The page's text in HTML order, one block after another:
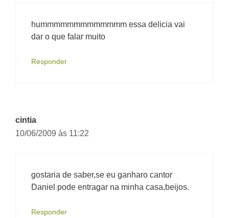
hummmmmmmmmmmmm essa delicia vai
dar o que falar muito
Responder
cintia
10/06/2009 às 11:22
gostaria de saber,se eu ganharo cantor
Daniel pode entragar na minha casa,beijos.
Responder